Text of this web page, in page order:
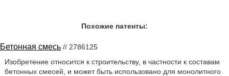
Похожие патенты:
Бетонная смесь // 2786125
Изобретение относится к строительству, в частности к составам
бетонных смесей, и может быть использовано для монолитного